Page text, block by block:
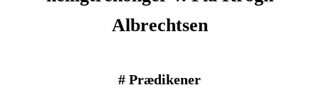
Albrechtsen
# Prædikener